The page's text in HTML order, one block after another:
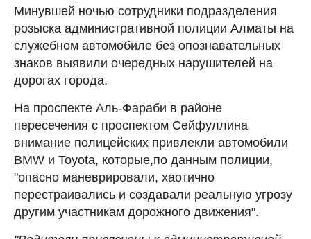
Минувшей ночью сотрудники подразделения
розыска административной полиции Алматы на
служебном автомобиле без опознавательных
знаков выявили очередных нарушителей на
дорогах города.
На проспекте Аль-Фараби в районе
пересечения с проспектом Сейфуллина
внимание полицейских привлекли автомобили
BMW и Toyota, которые,по данным полиции,
"опасно маневрировали, хаотично
перестраивались и создавали реальную угрозу
другим участникам дорожного движения".